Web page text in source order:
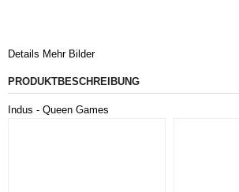
Details Mehr Bilder
PRODUKTBESCHREIBUNG
Indus - Queen Games